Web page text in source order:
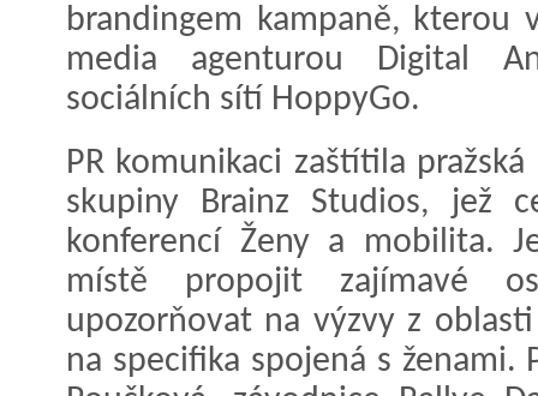
brandingem kampaně, kterou
media agenturou Digital
sociálních sítí HoppyGo.
PR komunikaci zaštítila
skupiny Brainz Studios, jež
konferencí Ženy a mobilita.
místě propojit zajímavé
upozorňovat na výzvy z
na specifika spojená s ženami.